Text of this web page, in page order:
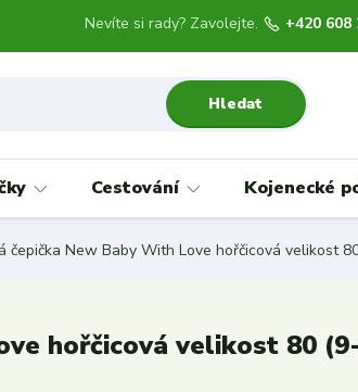
Hledat
Nevíte si rady? Zavolejte. +420 608
Cestování Kojenecké
čepička New Baby With Love hořčicová velikost
hořčicová velikost 80